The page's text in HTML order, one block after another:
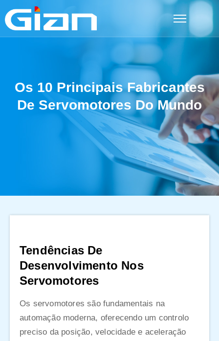
para
o
Os 10 Principais Fabricantes
De Servomotores Do Mundo
Tendências De
Desenvolvimento Nos
Servomotores
Os servomotores são fundamentais na
automação moderna, oferecendo um controlo
preciso da posição, velocidade e aceleração